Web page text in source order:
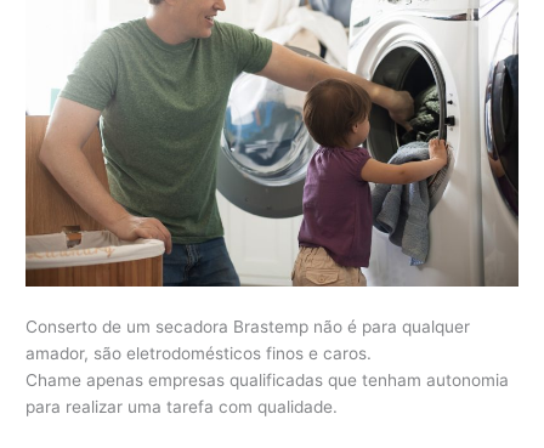
Conserto de um secadora Brastemp não é para qualquer
amador, são eletrodomésticos finos e caros.
Chame apenas empresas qualificadas que tenham autonomia
para realizar uma tarefa com qualidade.